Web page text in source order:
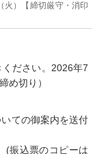
）【締切厳守・消印
ださい。2026年7
め切り）
ての御案内を送付
(振込票のコピーは